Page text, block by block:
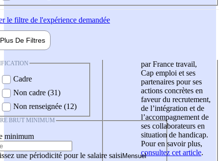
le filtre de l'expérience demandée
Plus De Filtres
Cadre
Non cadre (31)
Non renseignée (12)
BRUT MINIMUM
minimum
une périodicité pour le salaire saisi
par France travail,
Cap emploi et ses
partenaires pour ses
actions concrètes en
faveur du recrutement,
de l’intégration et de
l’accompagnement de
ses collaborateurs en
situation de handicap.
Pour en savoir plus,
consultez cet article.